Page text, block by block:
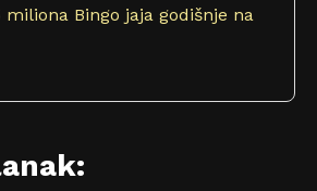
miliona Bingo jaja godišnje na